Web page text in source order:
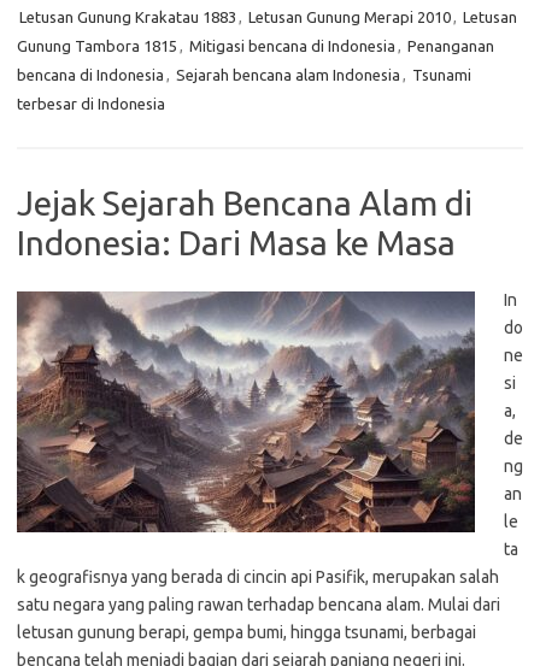
Letusan Gunung Krakatau 1883 , Letusan Gunung Merapi 2010, Letusan
Gunung Tambora 1815 , Mitigasi bencana di Indonesia , Penanganan
bencana di Indonesia , Sejarah bencana alam Indonesia , Tsunami
terbesar di Indonesia
Jejak Sejarah Bencana Alam di
Indonesia: Dari Masa ke Masa
In
do
ne
si
a,
de
ng
an
le
ta
k geografisnya yang berada di cincin api Pasifik, merupakan salah
satu negara yang paling rawan terhadap bencana alam. Mulai dari
letusan gunung berapi, gempa bumi, hingga tsunami, berbagai
bencana telah menjadi bagian dari sejarah panjang negeri ini.